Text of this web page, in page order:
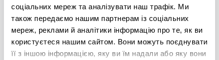
соціальних мереж та аналізувати наш трафік. Ми
також передаємо нашим партнерам із соціальних
мереж, реклами й аналітики інформацію про те, як ви
користуєтеся нашим сайтом. Вони можуть поєднувати
її з іншою інформацією, яку ви їм надали або яку вони
[HOW TO ...] Як автоматизувати
онбординг за 30 хвилин: 5 кроків від
PeopleForce